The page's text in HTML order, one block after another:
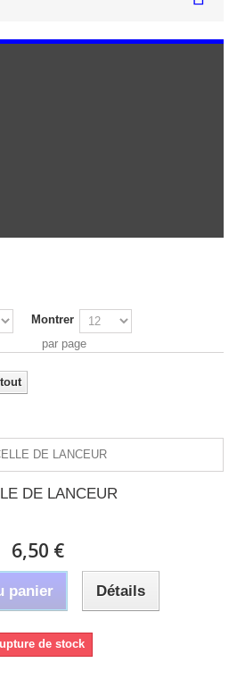
Montrer
par page
DE LANCEUR
6,50 €
panier Détails
de stock